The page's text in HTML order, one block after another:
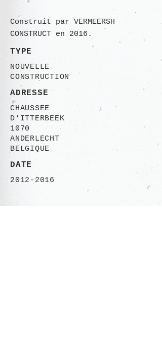
Construit par VERMEERSH
CONSTRUCT en 2016.
TYPE
NOUVELLE
CONSTRUCTION
ADRESSE
CHAUSSEE
D'ITTERBEEK
1070
ANDERLECHT
BELGIQUE
DATE
2012-2016